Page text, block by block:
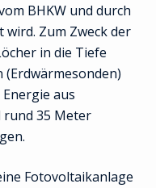
BHKW und durch
wird. Zum Zweck der
in die Tiefe
aus
rund 35 Meter
Fotovoltaikanlage